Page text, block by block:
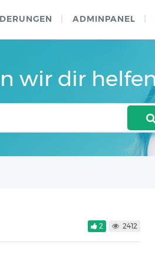
ADMINPANEL
wir dir
2 2412